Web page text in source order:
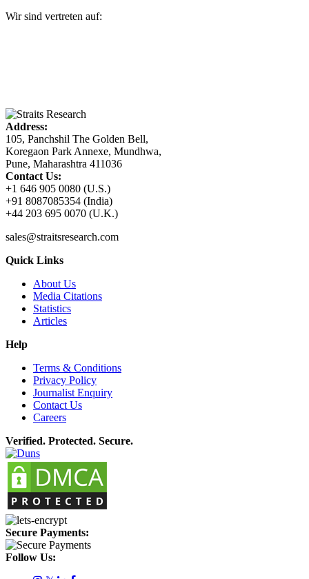
Wir sind vertreten auf:
Address:
105, Panchshil The Golden Bell,
Koregaon Park Annexe, Mundhwa,
Pune, Maharashtra 411036
Contact Us:
+1 646 905 0080 (U.S.)
+91 8087085354 (India)
+44 203 695 0070 (U.K.)
sales@straitsresearch.com
Quick Links
About Us
Media Citations
Statistics
Articles
Help
Terms & Conditions
Privacy Policy
Journalist Enquiry
Contact Us
Careers
Verified. Protected. Secure.
Secure Payments:
Follow Us: